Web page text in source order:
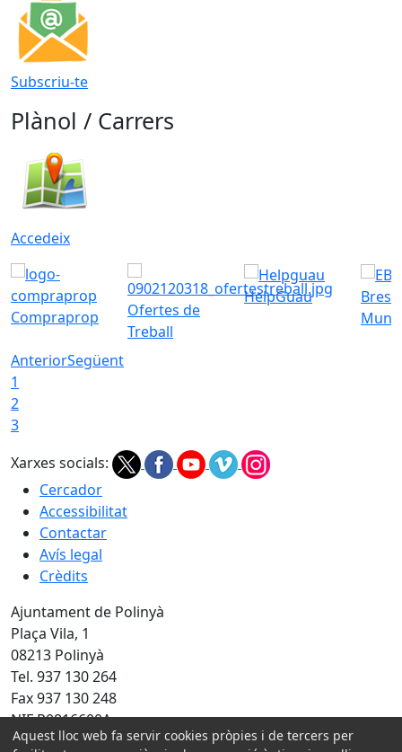
Subscriu-te
Plànol / Carrers
Accedeix
Compraprop
Ofertes de
Treball
HelpGuau
AnteriorSegüent
1
2
3
Xarxes socials:
Cercador
Accessibilitat
Contactar
Avís legal
Crèdits
Ajuntament de Polinyà
Plaça Vila, 1
08213 Polinyà
Tel. 937 130 264
Fax 937 130 248
NIF P0816600A
Aquest lloc web fa servir cookies pròpies i de tercers per